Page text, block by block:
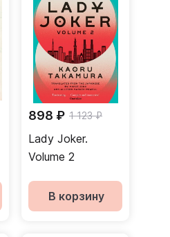
898 ₽ 1 123 ₽
Lady Joker.
Volume 2
В корзину